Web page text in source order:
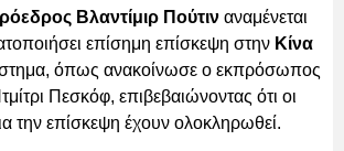
Βλαντίμιρ Πούτιν αναμένεται
επίσημη επίσκεψη στην Κίνα
όπως ανακοίνωσε ο εκπρόσωπος
Πεσκόφ, επιβεβαιώνοντας ότι οι
την επίσκεψη έχουν ολοκληρωθεί.